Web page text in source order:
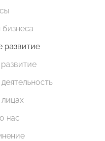
развитие
нас